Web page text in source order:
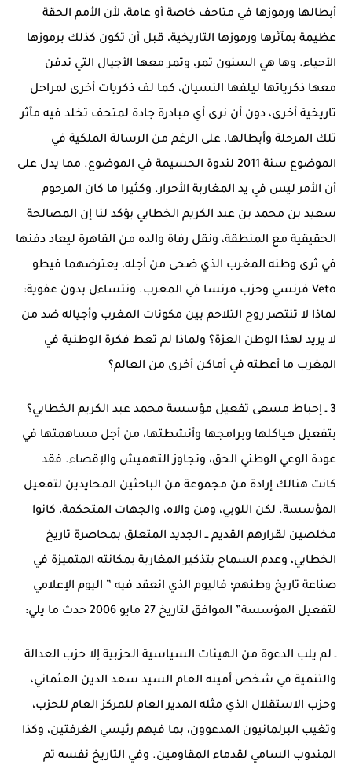
أبطالها ورموزها في متاحف خاصة أو عامة، لأن الأمم الحقة
عظيمة بمآثرها ورموزها التاريخية، قبل أن تكون كذلك برموزها
الأحياء. وها هي السنون تمر، وتمر معها الأجيال التي تدفن
معها ذكرياتها ليلفها النسيان، كما لف ذكريات أخرى لمراحل
تاريخية أخرى، دون أن نرى أي مبادرة جادة لمتحف تخلد فيه مآثر
تلك المرحلة وأبطالها، على الرغم من الرسالة الملكية في
الموضوع سنة 2011 لندوة الحسيمة في الموضوع. مما يدل على
أن الأمر ليس في يد المغاربة الأحرار. وكثيرا ما كان المرحوم
سعيد بن محمد بن عبد الكريم الخطابي يؤكد لنا إن المصالحة
الحقيقية مع المنطقة، ونقل رفاة والده من القاهرة ليعاد دفنها
في ثرى وطنه المغرب الذي ضحى من أجله، يعترضهما فيطو
Veto فرنسي وحزب فرنسا في المغرب. ونتساءل بدون عفوية:
لماذا لا تنتصر روح التلاحم بين مكونات المغرب وأجياله ضد من
لا يريد لهذا الوطن العزة؟ ولماذا لم تعط فكرة الوطنية في
المغرب ما أعطته في أماكن أخرى من العالم؟
3 ـ إحباط مسعى تفعيل مؤسسة محمد عبد الكريم الخطابي؟
بتفعيل هياكلها وبرامجها وأنشطتها، من أجل مساهمتها في
عودة الوعي الوطني الحق، وتجاوز التهميش والإقصاء. فقد
كانت هنالك إرادة من مجموعة من الباحثين المحايدين لتفعيل
المؤسسة. لكن اللوبي، ومن والاه، والجهات المتحكمة، كانوا
مخلصين لقرارهم القديم ــ الجديد المتعلق بمحاصرة تاريخ
الخطابي، وعدم السماح بتذكير المغاربة بمكانته المتميزة في
صناعة تاريخ وطنهم؛ فاليوم الذي انعقد فيه ” اليوم الإعلامي
لتفعيل المؤسسة” الموافق لتاريخ 27 مايو 2006 حدث ما يلي:
ـ لم يلب الدعوة من الهيئات السياسية الحزبية إلا حزب العدالة
والتنمية في شخص أمينه العام السيد سعد الدين العثماني،
وحزب الاستقلال الذي مثله المدير العام للمركز العام للحزب،
وتغيب البرلمانيون المدعوون، بما فيهم رئيسي الغرفتين، وكذا
المندوب السامي لقدماء المقاومين. وفي التاريخ نفسه تم